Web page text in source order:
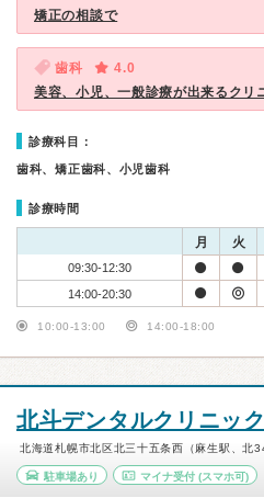
矯正の相談で
歯科
4.0
美容、小児、一般診療が出来るクリ
診療科目：
歯科、矯正歯科、小児歯科
診療時間
月 火
09:30-12:30
14:00-20:30
10:00-13:00 14:00-18:00
北斗デンタルクリニック
北海道札幌市北区北三十五条西（麻生駅、北
駐車場あり マイナ受付(スマホ可)